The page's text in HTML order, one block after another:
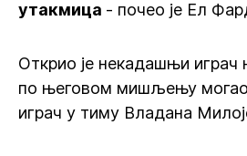
утакмица - почео је Ел
Открио је некадашњи играч
по његовом мишљењу
играч у тиму Владана